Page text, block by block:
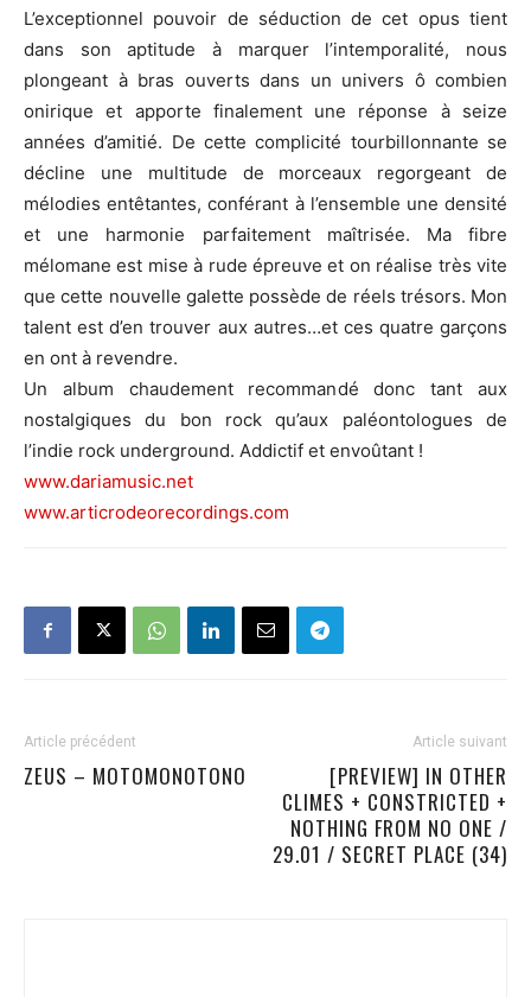
L’exceptionnel pouvoir de séduction de cet opus tient
dans son aptitude à marquer l’intemporalité, nous
plongeant à bras ouverts dans un univers ô combien
onirique et apporte finalement une réponse à seize
années d’amitié. De cette complicité tourbillonnante se
décline une multitude de morceaux regorgeant de
mélodies entêtantes, conférant à l’ensemble une densité
et une harmonie parfaitement maîtrisée. Ma fibre
mélomane est mise à rude épreuve et on réalise très vite
que cette nouvelle galette possède de réels trésors. Mon
talent est d’en trouver aux autres…et ces quatre garçons
en ont à revendre.
Un album chaudement recommandé donc tant aux
nostalgiques du bon rock qu’aux paléontologues de
l’indie rock underground. Addictif et envoûtant !
www.dariamusic.net
www.articrodeorecordings.com
Article précédent
ZEUS – MOTOMONOTONO
Article suivant
[PREVIEW] IN OTHER
CLIMES + CONSTRICTED +
NOTHING FROM NO ONE /
29.01 / SECRET PLACE (34)